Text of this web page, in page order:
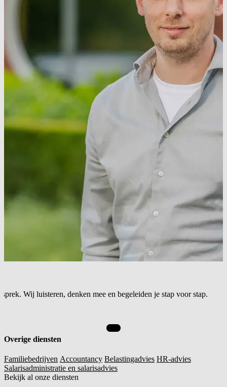
Wij luisteren, denken mee en begeleiden je stap voor stap.
Overige diensten
Familiebedrijven Accountancy Belastingadvies HR-advies
Salarisadministratie en salarisadvies
Bekijk al onze diensten